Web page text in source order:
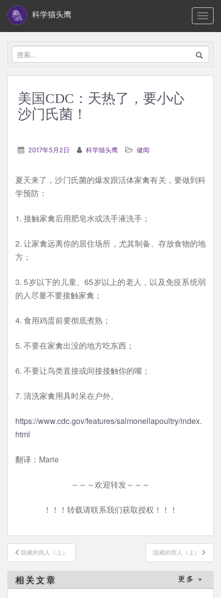
i
科学猫头鹰
搜
索：
美国CDC：天热了，要小心
沙门氏菌！
2017年5月2日 科学猫头鹰 健闻
夏天来了，沙门氏菌的爆发跟活体家禽有关，要做到科
学预防：
1. 接触家禽后用肥皂水或洗手液洗手；
2. 让家禽远离你的居住场所，尤其制备、存放食物的地
方；
3. 5岁以下的儿童、65岁以上的老人，以及免疫系统弱
的人尽量不要接触家禽；
4. 食用鸡蛋前要彻底煮熟；
5. 不要在家禽出没的地方吃东西；
6. 不要让鸟类直接或间接接触你的嘴；
7. 清洗家禽用具时呆在户外。
https://www.cdc.gov/features/salmonellapoultry/index.
html
翻译：Marie
～～～欢迎转发～～～
！！！转载请联系我们获取授权！！！
文
章
导
航
隐藏的雨人（上） 隐藏的雨人（上）
相关文章 更多 »